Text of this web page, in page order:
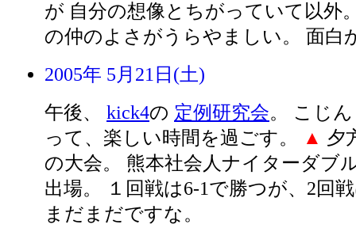
が 自分の想像とちがっていて以外
の仲のよさがうらやましい。 面白
2005年 5月21日(土)
午後、 kick4の 定例研究会。 こじ
って、楽しい時間を過ごす。
▲ 夕
の大会。 熊本社会人ナイターダブ
出場。 １回戦は6-1で勝つが、2回
まだまだですな。